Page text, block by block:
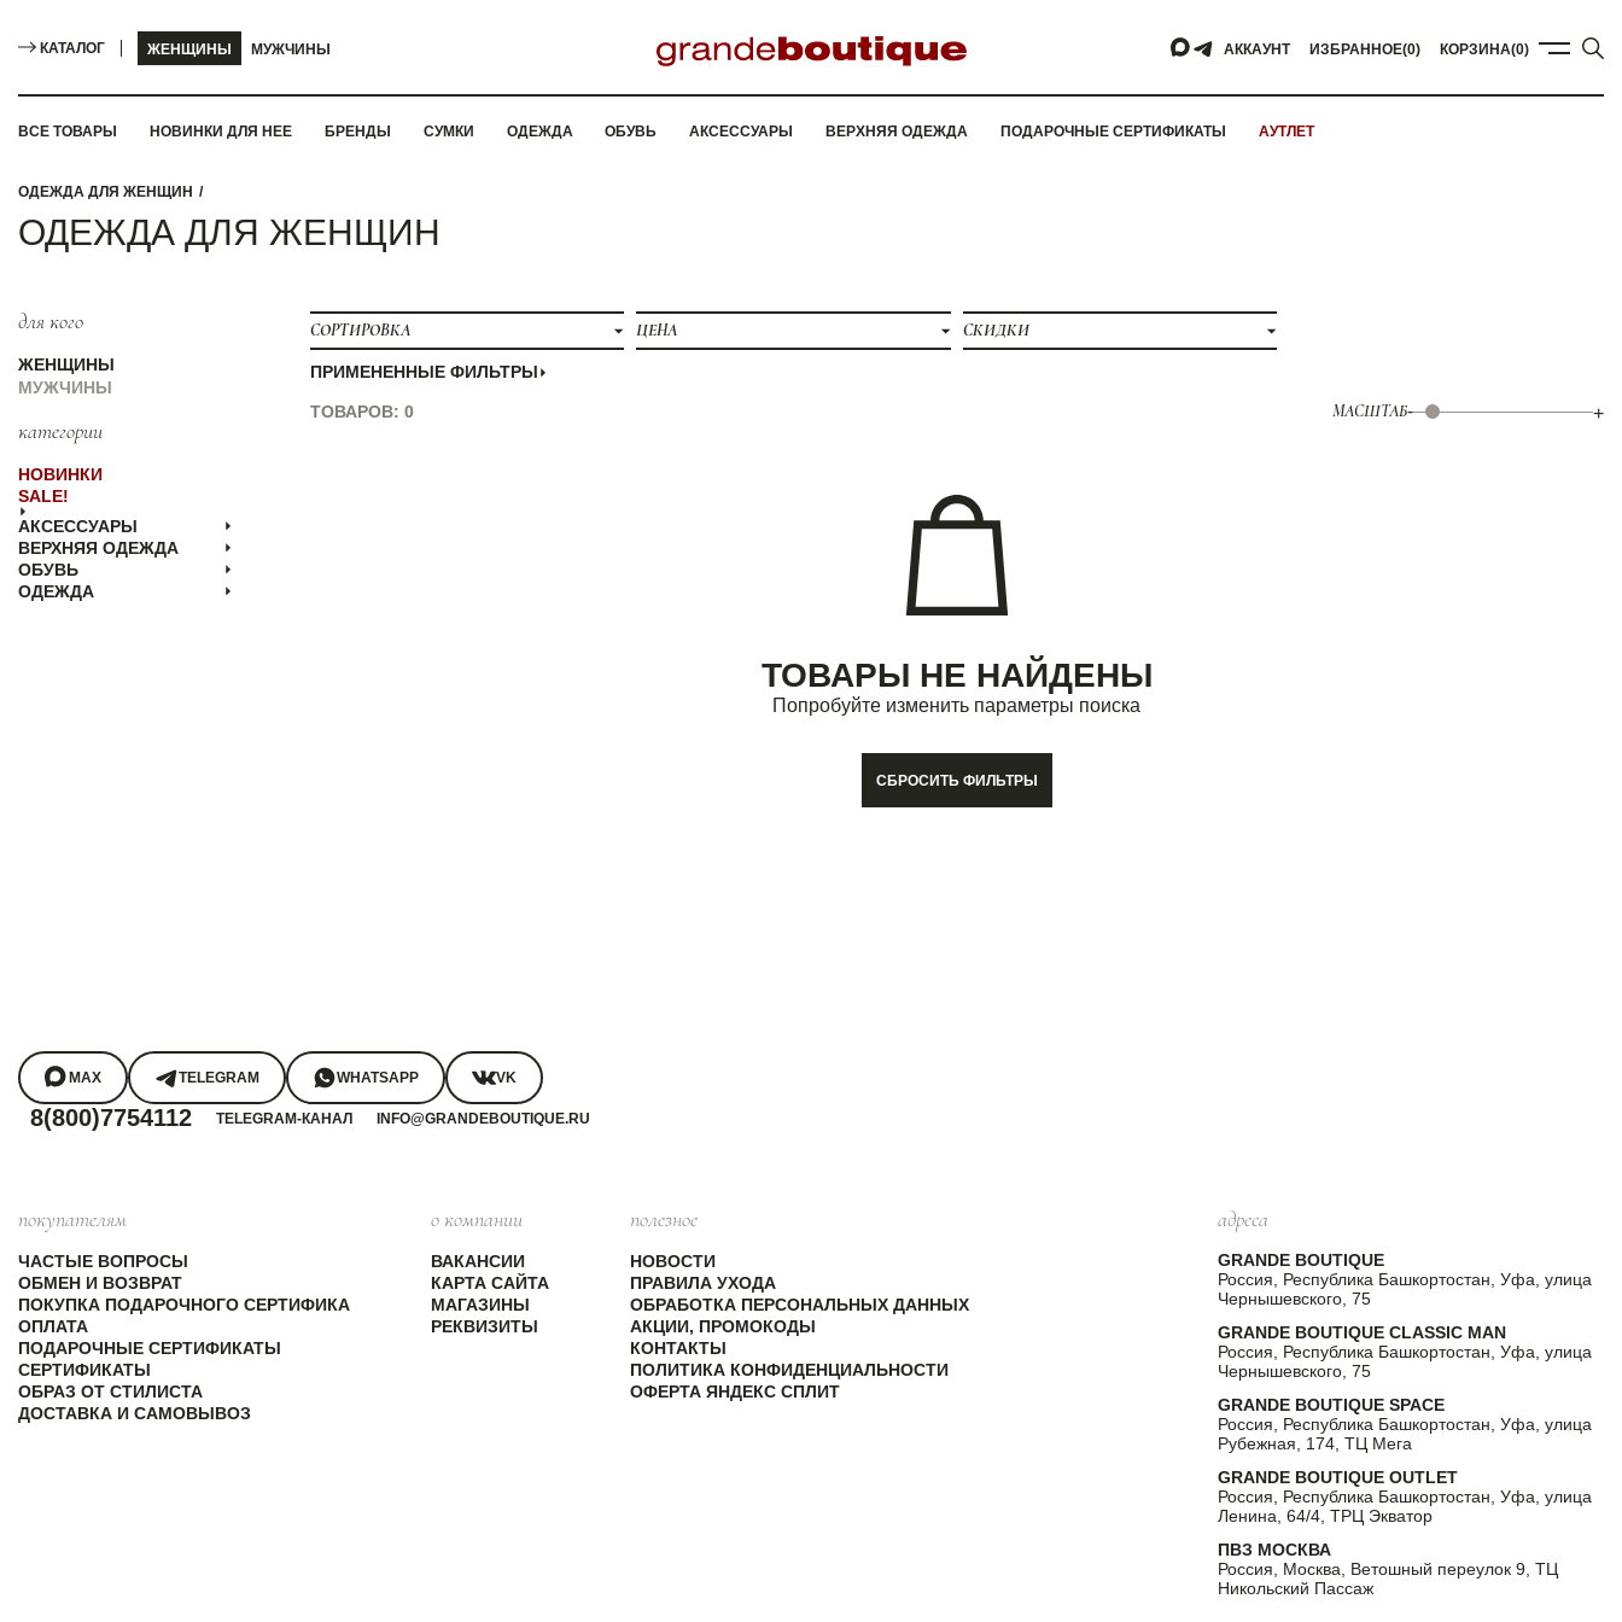
КАТАЛОГ ЖЕНЩИНЫ МУЖЧИНЫ АККАУНТ ИЗБРАННОЕ(0) КОРЗИНА(0)
ВСЕ ТОВАРЫ НОВИНКИ ДЛЯ НЕЕ БРЕНДЫ СУМКИ ОДЕЖДА ОБУВЬ АКСЕССУАРЫ ВЕРХНЯЯ ОДЕЖДА ПОДАРОЧНЫЕ СЕРТИФИКАТЫ АУТЛЕТ
ОДЕЖДА ДЛЯ ЖЕНЩИН
ОДЕЖДА ДЛЯ ЖЕНЩИН
для кого
ЖЕНЩИНЫ
МУЖЧИНЫ
категории
НОВИНКИ
SALE!
АКСЕССУАРЫ
ВЕРХНЯЯ ОДЕЖДА
ОБУВЬ
ОДЕЖДА
СОРТИРОВКА ЦЕНА СКИДКИ
ПРИМЕНЕННЫЕ ФИЛЬТРЫ
ТОВАРОВ: 0 МАСШТАБ- +
ТОВАРЫ НЕ НАЙДЕНЫ
Попробуйте изменить параметры поиска
СБРОСИТЬ ФИЛЬТРЫ
MAX TELEGRAM WHATSAPP VK
8(800)7754112 TELEGRAM-КАНАЛ INFO@GRANDEBOUTIQUE.RU
покупателям
ЧАСТЫЕ ВОПРОСЫ
ОБМЕН И ВОЗВРАТ
ПОКУПКА ПОДАРОЧНОГО СЕРТИФИКА
ОПЛАТА
ПОДАРОЧНЫЕ СЕРТИФИКАТЫ
СЕРТИФИКАТЫ
ОБРАЗ ОТ СТИЛИСТА
ДОСТАВКА И САМОВЫВОЗ
о компании
ВАКАНСИИ
КАРТА САЙТА
МАГАЗИНЫ
РЕКВИЗИТЫ
полезное
НОВОСТИ
ПРАВИЛА УХОДА
ОБРАБОТКА ПЕРСОНАЛЬНЫХ ДАННЫХ
АКЦИИ, ПРОМОКОДЫ
КОНТАКТЫ
ПОЛИТИКА КОНФИДЕНЦИАЛЬНОСТИ
ОФЕРТА ЯНДЕКС СПЛИТ
адреса
GRANDE BOUTIQUE
Россия, Республика Башкортостан, Уфа, улица
Чернышевского, 75
GRANDE BOUTIQUE CLASSIC MAN
Россия, Республика Башкортостан, Уфа, улица
Чернышевского, 75
GRANDE BOUTIQUE SPACE
Россия, Республика Башкортостан, Уфа, улица
Рубежная, 174, ТЦ Мега
GRANDE BOUTIQUE OUTLET
Россия, Республика Башкортостан, Уфа, улица
Ленина, 64/4, ТРЦ Экватор
ПВЗ МОСКВА
Россия, Москва, Ветошный переулок 9, ТЦ
Никольский Пассаж